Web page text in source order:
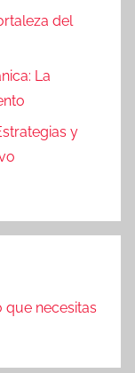
del
La
y
que necesitas